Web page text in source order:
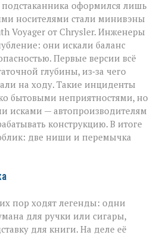
оформился лишь
носителями стали минивэны
Voyager от Chrysler. Инженеры
они искали баланс
Первые версии всё
глубины, из‑за чего
на ходу. Такие инциденты
бытовыми неприятностями, но
исками — автопроизводителям
конструкцию. В итоге
две ниши и перемычка
пор ходят легенды: одни
для ручки или сигары,
для книги. На деле её